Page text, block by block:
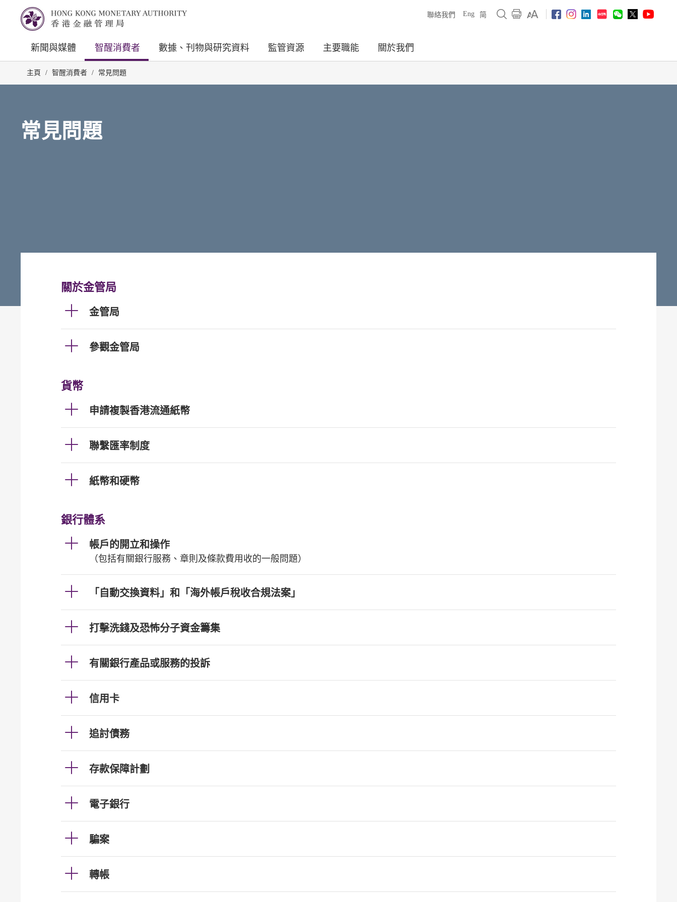
聯絡我們 Eng 简
新聞與媒體 智醒消費者 數據、刊物與研究資料 監管資源 主要職能 關於我們
主頁 / 智醒消費者 / 常見問題
常見問題
關於金管局
金管局
參觀金管局
貨幣
申請複製香港流通紙幣
聯繫匯率制度
紙幣和硬幣
銀行體系
帳戶的開立和操作
（包括有關銀行服務、章則及條款費用收的一般問題）
「自動交換資料」和「海外帳戶稅收合規法案」
打擊洗錢及恐怖分子資金籌集
有關銀行產品或服務的投訴
信用卡
追討債務
存款保障計劃
電子銀行
騙案
轉帳